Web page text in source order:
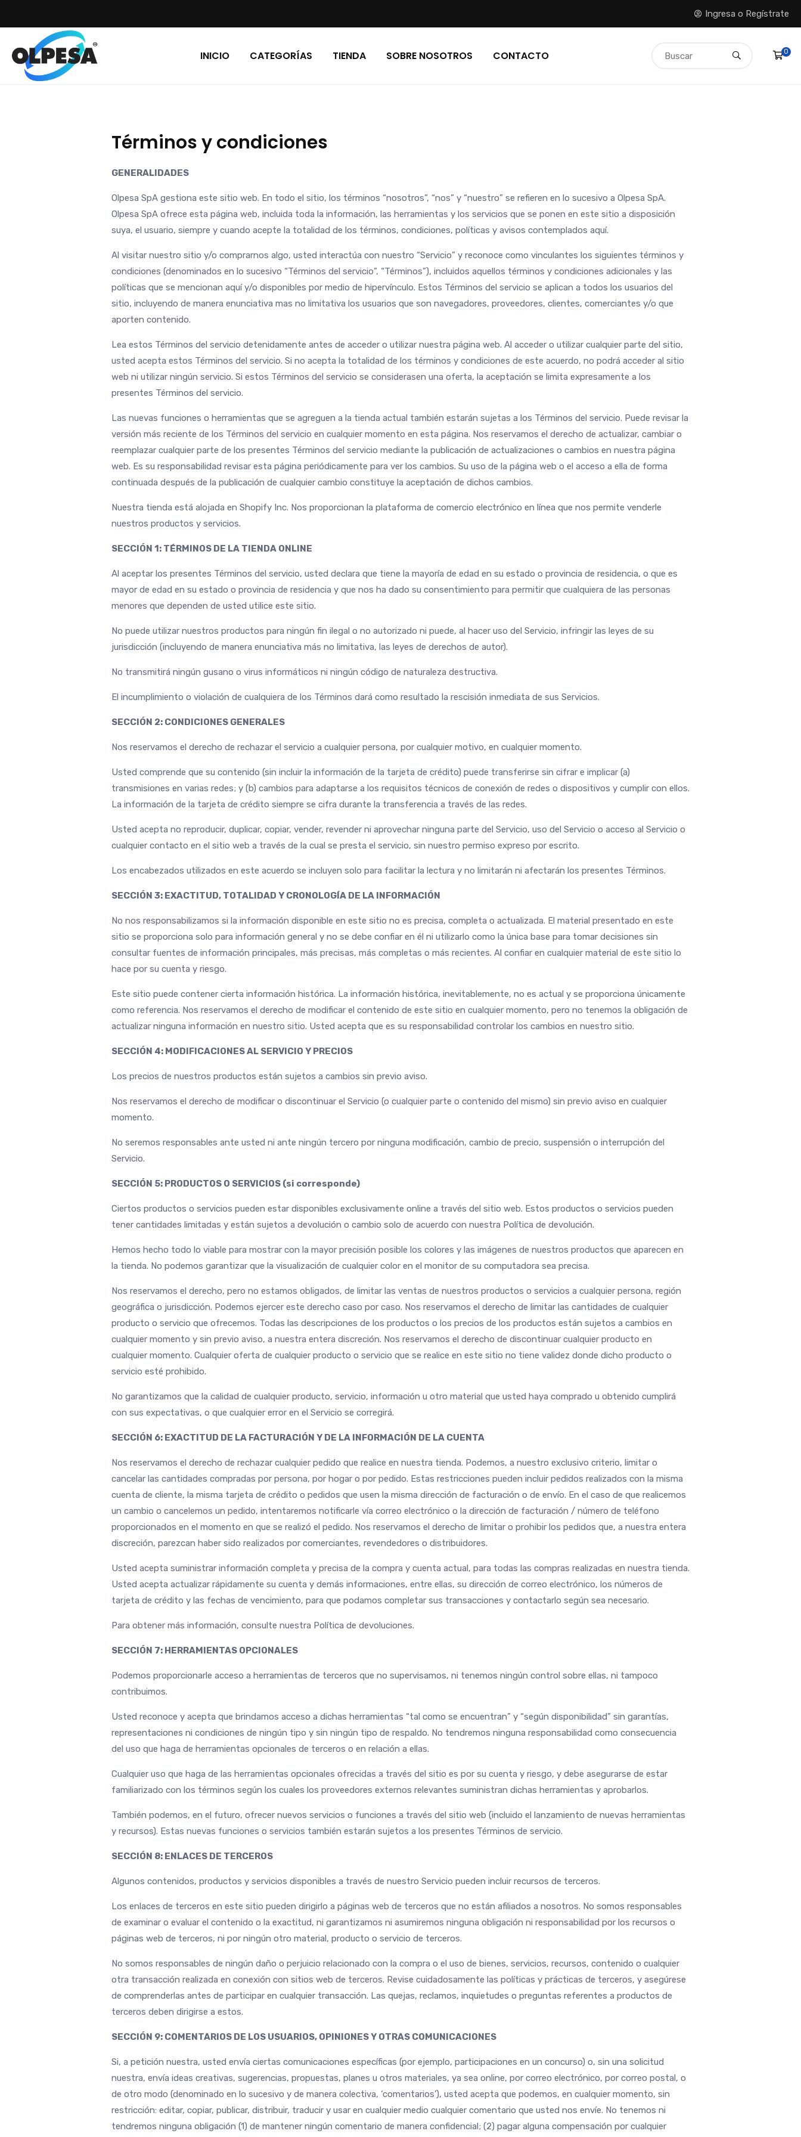
Ingresa o Regístrate
INICIO CATEGORÍAS TIENDA SOBRE NOSOTROS CONTACTO 0
Términos y condiciones
GENERALIDADES
Olpesa SpA gestiona este sitio web. En todo el sitio, los términos “nosotros”, “nos” y “nuestro” se refieren en lo sucesivo a Olpesa SpA.
Olpesa SpA ofrece esta página web, incluida toda la información, las herramientas y los servicios que se ponen en este sitio a disposición
suya, el usuario, siempre y cuando acepte la totalidad de los términos, condiciones, políticas y avisos contemplados aquí.
Al visitar nuestro sitio y/o comprarnos algo, usted interactúa con nuestro “Servicio” y reconoce como vinculantes los siguientes términos y
condiciones (denominados en lo sucesivo “Términos del servicio”, “Términos”), incluidos aquellos términos y condiciones adicionales y las
políticas que se mencionan aquí y/o disponibles por medio de hipervínculo. Estos Términos del servicio se aplican a todos los usuarios del
sitio, incluyendo de manera enunciativa mas no limitativa los usuarios que son navegadores, proveedores, clientes, comerciantes y/o que
aporten contenido.
Lea estos Términos del servicio detenidamente antes de acceder o utilizar nuestra página web. Al acceder o utilizar cualquier parte del sitio,
usted acepta estos Términos del servicio. Si no acepta la totalidad de los términos y condiciones de este acuerdo, no podrá acceder al sitio
web ni utilizar ningún servicio. Si estos Términos del servicio se considerasen una oferta, la aceptación se limita expresamente a los
presentes Términos del servicio.
Las nuevas funciones o herramientas que se agreguen a la tienda actual también estarán sujetas a los Términos del servicio. Puede revisar la
versión más reciente de los Términos del servicio en cualquier momento en esta página. Nos reservamos el derecho de actualizar, cambiar o
reemplazar cualquier parte de los presentes Términos del servicio mediante la publicación de actualizaciones o cambios en nuestra página
web. Es su responsabilidad revisar esta página periódicamente para ver los cambios. Su uso de la página web o el acceso a ella de forma
continuada después de la publicación de cualquier cambio constituye la aceptación de dichos cambios.
Nuestra tienda está alojada en Shopify Inc. Nos proporcionan la plataforma de comercio electrónico en línea que nos permite venderle
nuestros productos y servicios.
SECCIÓN 1: TÉRMINOS DE LA TIENDA ONLINE
Al aceptar los presentes Términos del servicio, usted declara que tiene la mayoría de edad en su estado o provincia de residencia, o que es
mayor de edad en su estado o provincia de residencia y que nos ha dado su consentimiento para permitir que cualquiera de las personas
menores que dependen de usted utilice este sitio.
No puede utilizar nuestros productos para ningún fin ilegal o no autorizado ni puede, al hacer uso del Servicio, infringir las leyes de su
jurisdicción (incluyendo de manera enunciativa más no limitativa, las leyes de derechos de autor).
No transmitirá ningún gusano o virus informáticos ni ningún código de naturaleza destructiva.
El incumplimiento o violación de cualquiera de los Términos dará como resultado la rescisión inmediata de sus Servicios.
SECCIÓN 2: CONDICIONES GENERALES
Nos reservamos el derecho de rechazar el servicio a cualquier persona, por cualquier motivo, en cualquier momento.
Usted comprende que su contenido (sin incluir la información de la tarjeta de crédito) puede transferirse sin cifrar e implicar (a)
transmisiones en varias redes; y (b) cambios para adaptarse a los requisitos técnicos de conexión de redes o dispositivos y cumplir con ellos.
La información de la tarjeta de crédito siempre se cifra durante la transferencia a través de las redes.
Usted acepta no reproducir, duplicar, copiar, vender, revender ni aprovechar ninguna parte del Servicio, uso del Servicio o acceso al Servicio o
cualquier contacto en el sitio web a través de la cual se presta el servicio, sin nuestro permiso expreso por escrito.
Los encabezados utilizados en este acuerdo se incluyen solo para facilitar la lectura y no limitarán ni afectarán los presentes Términos.
SECCIÓN 3: EXACTITUD, TOTALIDAD Y CRONOLOGÍA DE LA INFORMACIÓN
No nos responsabilizamos si la información disponible en este sitio no es precisa, completa o actualizada. El material presentado en este
sitio se proporciona solo para información general y no se debe confiar en él ni utilizarlo como la única base para tomar decisiones sin
consultar fuentes de información principales, más precisas, más completas o más recientes. Al confiar en cualquier material de este sitio lo
hace por su cuenta y riesgo.
Este sitio puede contener cierta información histórica. La información histórica, inevitablemente, no es actual y se proporciona únicamente
como referencia. Nos reservamos el derecho de modificar el contenido de este sitio en cualquier momento, pero no tenemos la obligación de
actualizar ninguna información en nuestro sitio. Usted acepta que es su responsabilidad controlar los cambios en nuestro sitio.
SECCIÓN 4: MODIFICACIONES AL SERVICIO Y PRECIOS
Los precios de nuestros productos están sujetos a cambios sin previo aviso.
Nos reservamos el derecho de modificar o discontinuar el Servicio (o cualquier parte o contenido del mismo) sin previo aviso en cualquier
momento.
No seremos responsables ante usted ni ante ningún tercero por ninguna modificación, cambio de precio, suspensión o interrupción del
Servicio.
SECCIÓN 5: PRODUCTOS O SERVICIOS (si corresponde)
Ciertos productos o servicios pueden estar disponibles exclusivamente online a través del sitio web. Estos productos o servicios pueden
tener cantidades limitadas y están sujetos a devolución o cambio solo de acuerdo con nuestra Política de devolución.
Hemos hecho todo lo viable para mostrar con la mayor precisión posible los colores y las imágenes de nuestros productos que aparecen en
la tienda. No podemos garantizar que la visualización de cualquier color en el monitor de su computadora sea precisa.
Nos reservamos el derecho, pero no estamos obligados, de limitar las ventas de nuestros productos o servicios a cualquier persona, región
geográfica o jurisdicción. Podemos ejercer este derecho caso por caso. Nos reservamos el derecho de limitar las cantidades de cualquier
producto o servicio que ofrecemos. Todas las descripciones de los productos o los precios de los productos están sujetos a cambios en
cualquier momento y sin previo aviso, a nuestra entera discreción. Nos reservamos el derecho de discontinuar cualquier producto en
cualquier momento. Cualquier oferta de cualquier producto o servicio que se realice en este sitio no tiene validez donde dicho producto o
servicio esté prohibido.
No garantizamos que la calidad de cualquier producto, servicio, información u otro material que usted haya comprado u obtenido cumplirá
con sus expectativas, o que cualquier error en el Servicio se corregirá.
SECCIÓN 6: EXACTITUD DE LA FACTURACIÓN Y DE LA INFORMACIÓN DE LA CUENTA
Nos reservamos el derecho de rechazar cualquier pedido que realice en nuestra tienda. Podemos, a nuestro exclusivo criterio, limitar o
cancelar las cantidades compradas por persona, por hogar o por pedido. Estas restricciones pueden incluir pedidos realizados con la misma
cuenta de cliente, la misma tarjeta de crédito o pedidos que usen la misma dirección de facturación o de envío. En el caso de que realicemos
un cambio o cancelemos un pedido, intentaremos notificarle vía correo electrónico o la dirección de facturación / número de teléfono
proporcionados en el momento en que se realizó el pedido. Nos reservamos el derecho de limitar o prohibir los pedidos que, a nuestra entera
discreción, parezcan haber sido realizados por comerciantes, revendedores o distribuidores.
Usted acepta suministrar información completa y precisa de la compra y cuenta actual, para todas las compras realizadas en nuestra tienda.
Usted acepta actualizar rápidamente su cuenta y demás informaciones, entre ellas, su dirección de correo electrónico, los números de
tarjeta de crédito y las fechas de vencimiento, para que podamos completar sus transacciones y contactarlo según sea necesario.
Para obtener más información, consulte nuestra Política de devoluciones.
SECCIÓN 7: HERRAMIENTAS OPCIONALES
Podemos proporcionarle acceso a herramientas de terceros que no supervisamos, ni tenemos ningún control sobre ellas, ni tampoco
contribuimos.
Usted reconoce y acepta que brindamos acceso a dichas herramientas “tal como se encuentran” y “según disponibilidad” sin garantías,
representaciones ni condiciones de ningún tipo y sin ningún tipo de respaldo. No tendremos ninguna responsabilidad como consecuencia
del uso que haga de herramientas opcionales de terceros o en relación a ellas.
Cualquier uso que haga de las herramientas opcionales ofrecidas a través del sitio es por su cuenta y riesgo, y debe asegurarse de estar
familiarizado con los términos según los cuales los proveedores externos relevantes suministran dichas herramientas y aprobarlos.
También podemos, en el futuro, ofrecer nuevos servicios o funciones a través del sitio web (incluido el lanzamiento de nuevas herramientas
y recursos). Estas nuevas funciones o servicios también estarán sujetos a los presentes Términos de servicio.
SECCIÓN 8: ENLACES DE TERCEROS
Algunos contenidos, productos y servicios disponibles a través de nuestro Servicio pueden incluir recursos de terceros.
Los enlaces de terceros en este sitio pueden dirigirlo a páginas web de terceros que no están afiliados a nosotros. No somos responsables
de examinar o evaluar el contenido o la exactitud, ni garantizamos ni asumiremos ninguna obligación ni responsabilidad por los recursos o
páginas web de terceros, ni por ningún otro material, producto o servicio de terceros.
No somos responsables de ningún daño o perjuicio relacionado con la compra o el uso de bienes, servicios, recursos, contenido o cualquier
otra transacción realizada en conexión con sitios web de terceros. Revise cuidadosamente las políticas y prácticas de terceros, y asegúrese
de comprenderlas antes de participar en cualquier transacción. Las quejas, reclamos, inquietudes o preguntas referentes a productos de
terceros deben dirigirse a estos.
SECCIÓN 9: COMENTARIOS DE LOS USUARIOS, OPINIONES Y OTRAS COMUNICACIONES
Si, a petición nuestra, usted envía ciertas comunicaciones específicas (por ejemplo, participaciones en un concurso) o, sin una solicitud
nuestra, envía ideas creativas, sugerencias, propuestas, planes u otros materiales, ya sea online, por correo electrónico, por correo postal, o
de otro modo (denominado en lo sucesivo y de manera colectiva, ‘comentarios’), usted acepta que podemos, en cualquier momento, sin
restricción: editar, copiar, publicar, distribuir, traducir y usar en cualquier medio cualquier comentario que usted nos envíe. No tenemos ni
tendremos ninguna obligación (1) de mantener ningún comentario de manera confidencial; (2) pagar alguna compensación por cualquier